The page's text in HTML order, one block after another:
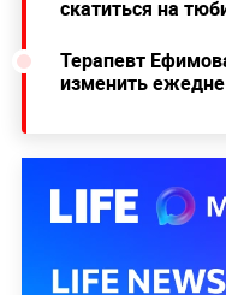
скатиться на
Терапевт
изменить